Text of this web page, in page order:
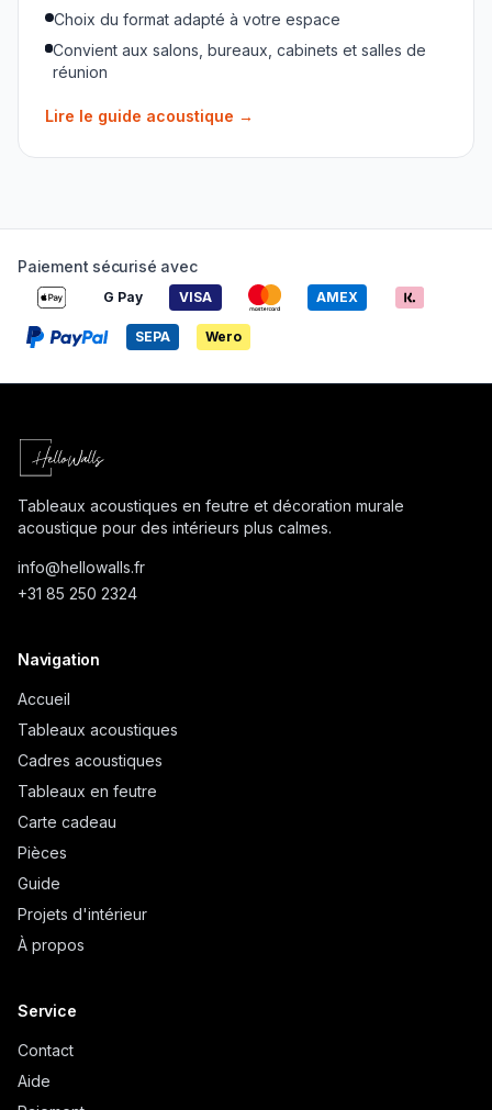
Choix du format adapté à votre espace
Convient aux salons, bureaux, cabinets et salles de
réunion
Lire le guide acoustique →
Paiement sécurisé avec
G Pay VISA AMEX
SEPA Wero
Tableaux acoustiques en feutre et décoration murale
acoustique pour des intérieurs plus calmes.
info@hellowalls.fr
+31 85 250 2324
Navigation
Accueil
Tableaux acoustiques
Cadres acoustiques
Tableaux en feutre
Carte cadeau
Pièces
Guide
Projets d'intérieur
À propos
Service
Contact
Aide